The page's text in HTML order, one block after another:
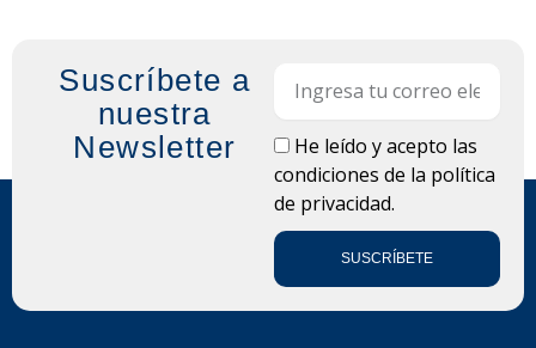
Suscríbete a
nuestra
Newsletter
LOPDHe leído y acepto las
condiciones de la política
de privacidad.
SUSCRÍBETE